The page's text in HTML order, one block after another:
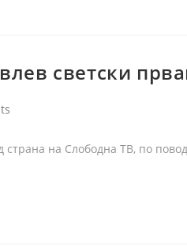
светски
страна на Слободна ТВ, по